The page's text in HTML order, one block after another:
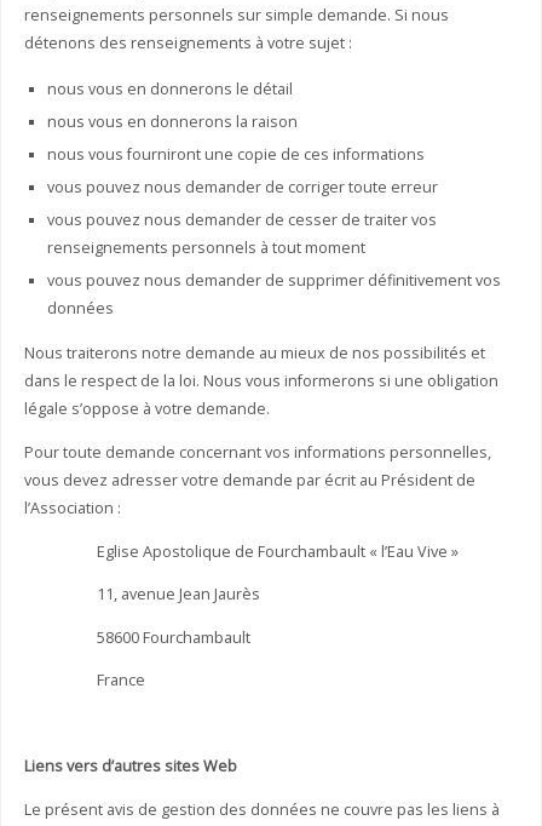
renseignements personnels sur simple demande. Si nous
détenons des renseignements à votre sujet :
nous vous en donnerons le détail
nous vous en donnerons la raison
nous vous fourniront une copie de ces informations
vous pouvez nous demander de corriger toute erreur
vous pouvez nous demander de cesser de traiter vos
renseignements personnels à tout moment
vous pouvez nous demander de supprimer définitivement vos
données
Nous traiterons notre demande au mieux de nos possibilités et
dans le respect de la loi. Nous vous informerons si une obligation
légale s’oppose à votre demande.
Pour toute demande concernant vos informations personnelles,
vous devez adresser votre demande par écrit au Président de
l’Association :
Eglise Apostolique de Fourchambault « l’Eau Vive »
11, avenue Jean Jaurès
58600 Fourchambault
France
Liens vers d’autres sites Web
Le présent avis de gestion des données ne couvre pas les liens à